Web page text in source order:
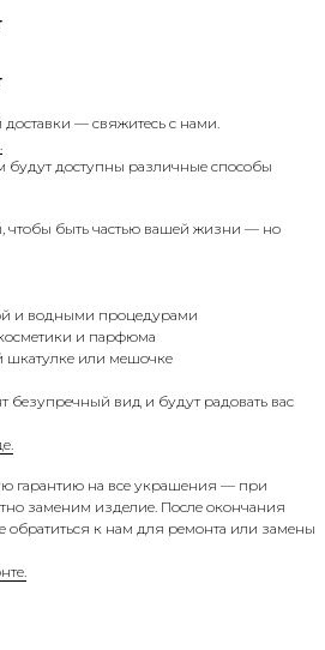
— свяжитесь с нами.
будут доступны различные способы
чтобы быть частью вашей жизни — но
и водными процедурами
и парфюма
или мешочке
безупречный вид и будут радовать вас
гарантию на все украшения — при
заменим изделие. После окончания
обратиться к нам для ремонта или замены